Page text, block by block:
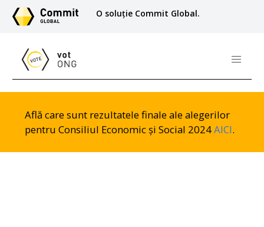
O soluție Commit Global.
Află care sunt rezultatele finale ale alegerilor
pentru Consiliul Economic și Social 2024AICI.